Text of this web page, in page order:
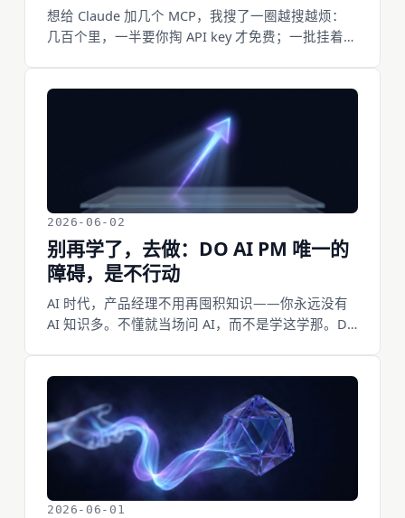
想给 Claude 加几个 MCP，我搜了一圈越搜越烦：
几百个里，一半要你掏 API key 才免费；一批挂着
方那几个文档技能干脆写着「版权所有、保留所有
权利」；还有的仓库连 LICENSE 都没有，等于默认
保留所有权利。真正 MIT/Apache、装上就用、不要
账号的，得一个个翻 LICENSE 才分得清。我翻了六
十多个，把真免费开源的收成了一个中英双语的目
录：To Be Free。这篇讲我怎么分的、真免费的那批
里哪些值得先装（gstack、ruflo、官方那几个 MIT
服务器…），以及这事为什么是我「重做免费软件」
那条线的下一步。
2026-06-02
别再学了，去做：DO AI PM 唯一的
障碍，是不行动
AI 时代，产品经理不用再囤积知识——你永远没有
AI 知识多。不懂就当场问 AI，而不是学这学那。DO
槛，唯一的障碍，是你还没开始。
2026-06-01